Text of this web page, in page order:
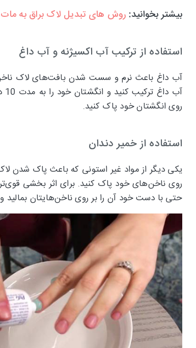
بیشتر بخوانید: روش های تبدیل لاک براق به مات
استفاده از ترکیب آب اکسیژنه و آب داغ
آب داغ باعث نرم و سست شدن بافت‌های لاک ناخن
روی انگشتان خود پاک کنید.
استفاده از خمیر دندان
یکی دیگر از مواد غیر استونی که باعث پاک شدن
روی ناخن‌های خود پاک کنید. برای اثر بخشی
حتی با دست خود آن را بر روی ناخن‌هایتان بمالید